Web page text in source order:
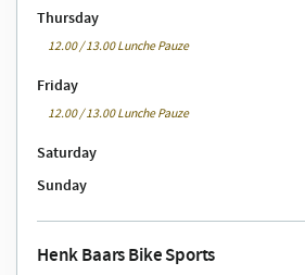
Thursday
12.00 / 13.00 Lunche Pauze
Friday
12.00 / 13.00 Lunche Pauze
Saturday
Sunday
Henk Baars Bike Sports